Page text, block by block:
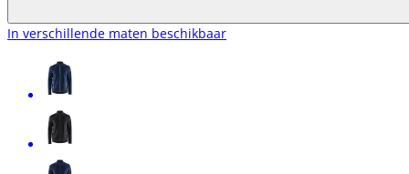
In verschillende maten beschikbaar